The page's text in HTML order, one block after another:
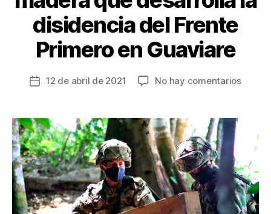
disidencia del Frente
Primero en Guaviare
Fecha
entrada
12 de abril de 2021 No hay comentariosen
talla
ilegal
de
que